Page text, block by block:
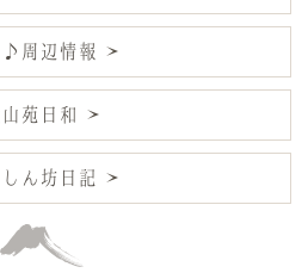
♪周辺情報
苑日和
ん坊日記